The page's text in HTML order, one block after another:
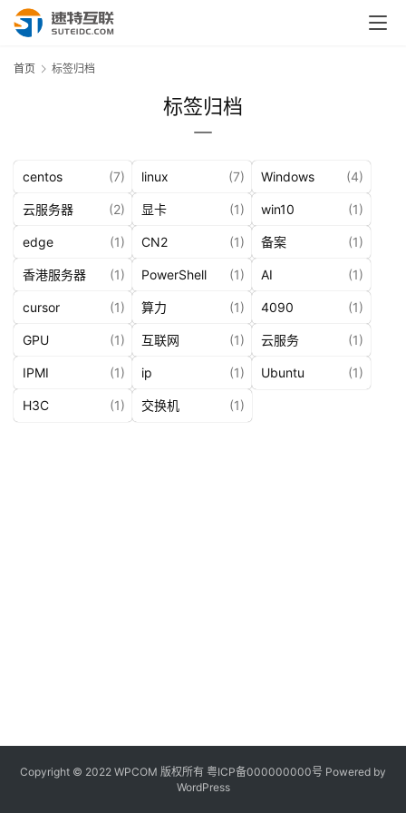
首页 标签归档
标签归档
centos (7) linux (7) Windows (4)
云服务器 (2) 显卡 (1) win10 (1)
edge (1) CN2 (1) 备案 (1)
香港服务器 (1) PowerShell (1) AI (1)
cursor (1) 算力 (1) 4090 (1)
GPU (1) 互联网 (1) 云服务 (1)
IPMI (1) ip (1) Ubuntu (1)
H3C (1) 交换机 (1)
Copyright © 2022 WPCOM 版权所有 粤ICP备000000000号 Powered by
WordPress